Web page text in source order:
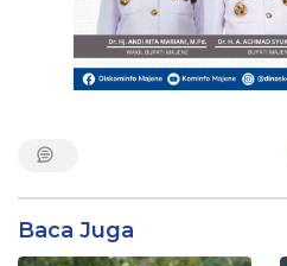
Baca Juga